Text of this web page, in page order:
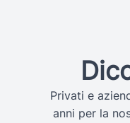
Privati e
anni per la